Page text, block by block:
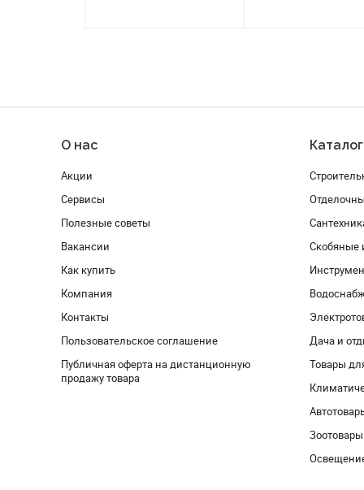
О нас
Акции
Сервисы
Полезные советы
Вакансии
Как купить
Компания
Контакты
Пользовательское соглашение
Публичная оферта на дистанционную
продажу товара
Каталог
Скобяные
Дача и
Товары
Зоотовары